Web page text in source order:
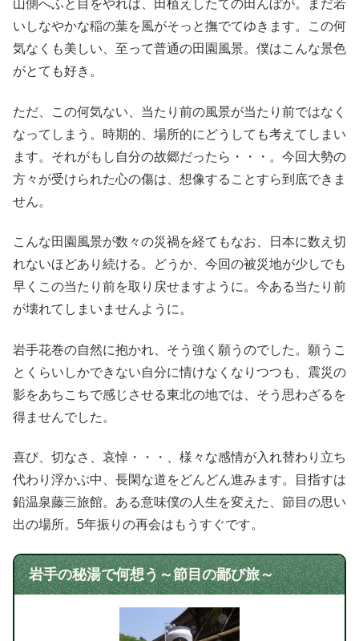
山側へふと目をやれば、田植えしたての田んぼが。まだ若
いしなやかな稲の葉を風がそっと撫でてゆきます。この何
気なくも美しい、至って普通の田園風景。僕はこんな景色
がとても好き。
ただ、この何気ない、当たり前の風景が当たり前ではなく
なってしまう。時期的、場所的にどうしても考えてしまい
ます。それがもし自分の故郷だったら・・・。今回大勢の
方々が受けられた心の傷は、想像することすら到底できま
せん。
こんな田園風景が数々の災禍を経てもなお、日本に数え切
れないほどあり続ける。どうか、今回の被災地が少しでも
早くこの当たり前を取り戻せますように。今ある当たり前
が壊れてしまいませんように。
岩手花巻の自然に抱かれ、そう強く願うのでした。願うこ
とくらいしかできない自分に情けなくなりつつも、震災の
影をあちこちで感じさせる東北の地では、そう思わざるを
得ませんでした。
喜び、切なさ、哀悼・・・、様々な感情が入れ替わり立ち
代わり浮かぶ中、長閑な道をどんどん進みます。目指すは
鉛温泉藤三旅館。ある意味僕の人生を変えた、節目の思い
出の場所。5年振りの再会はもうすぐです。
岩手の秘湯で何想う～節目の鄙び旅～